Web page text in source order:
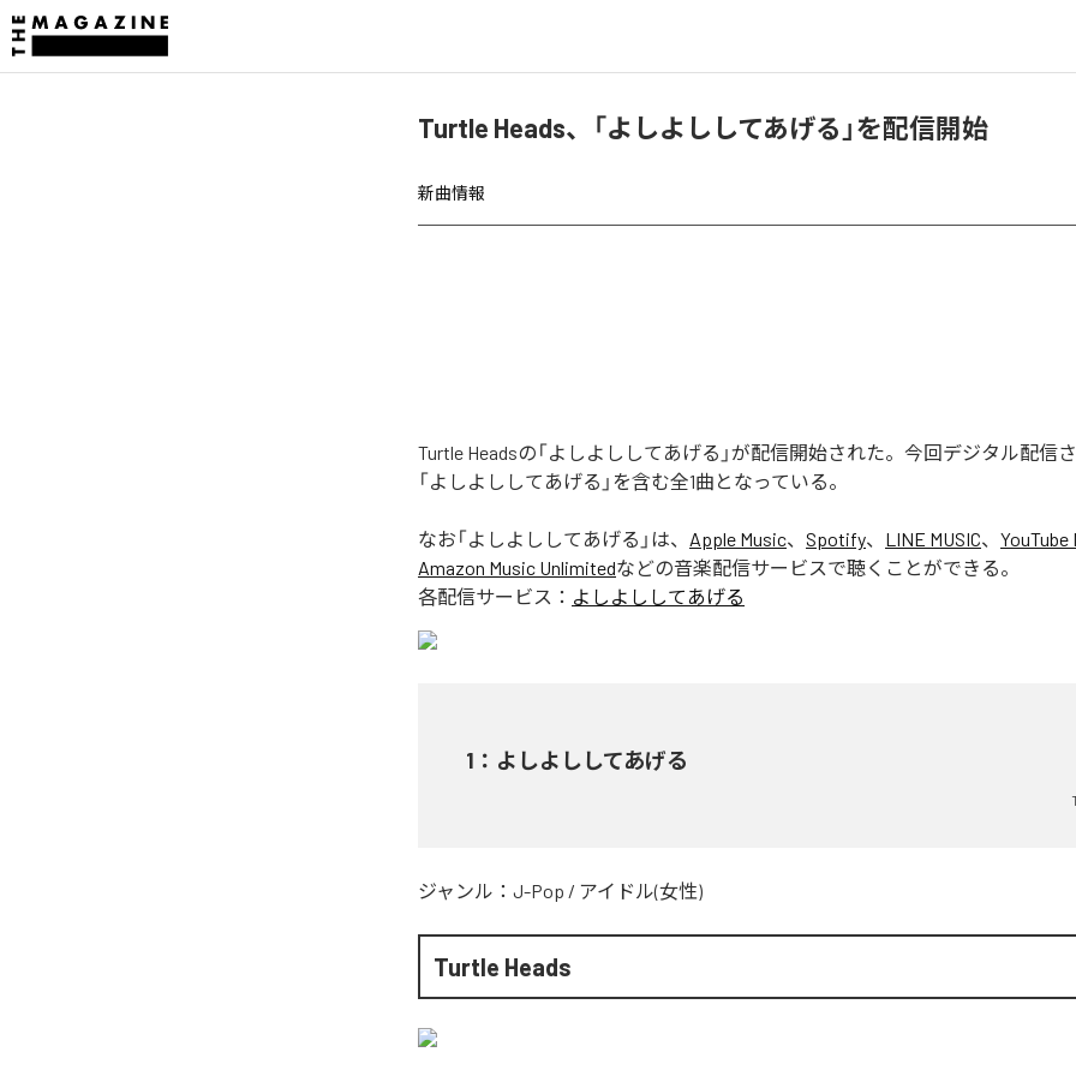
Turtle Heads、「よしよししてあげる」を配信開始
新曲情報
Turtle Headsの「よしよししてあげる」が配信開始された。今回デジタル配信
「よしよししてあげる」を含む全1曲となっている。
なお「よしよししてあげる 」は、 Apple Music、 Spotify、 LINE MUSIC、 YouTube
Amazon Music Unlimitedなどの音楽配信サービスで聴くことができる。
各配信サービス： よしよししてあげる
1 ： よしよししてあげる
ジャンル： J-Pop / アイドル(女性)
Turtle Heads